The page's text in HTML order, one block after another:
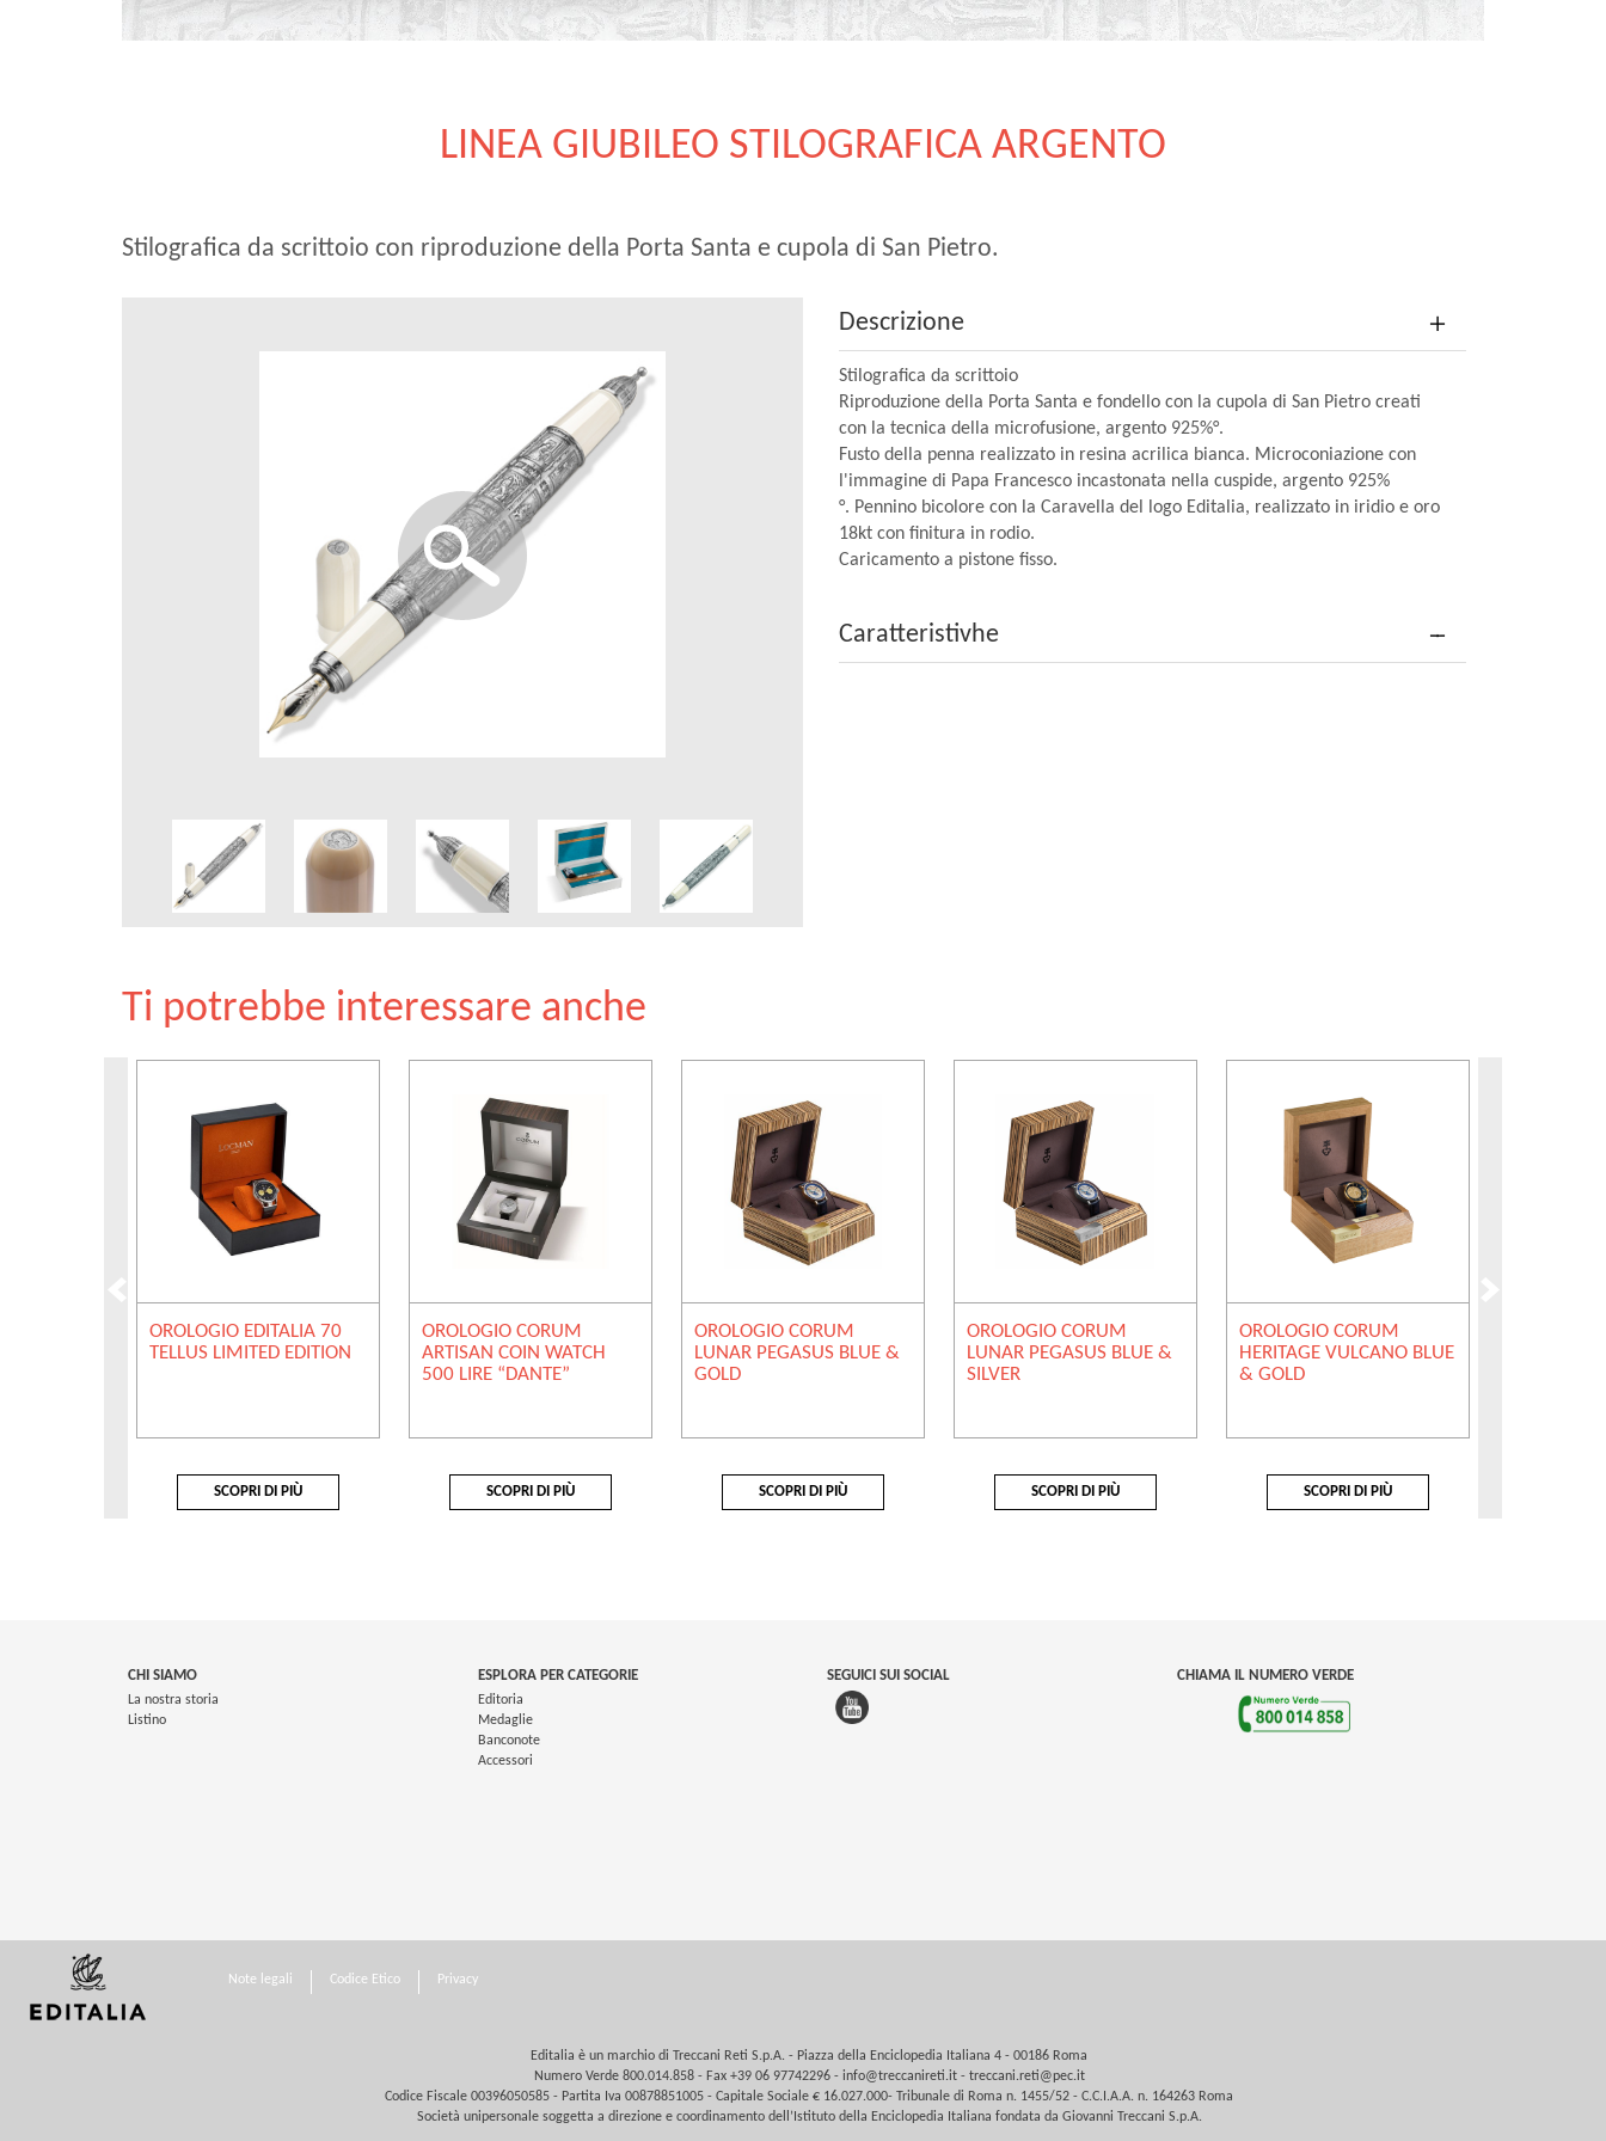
LINEA GIUBILEO STILOGRAFICA ARGENTO
Stilografica da scrittoio con riproduzione della Porta Santa e cupola di San Pietro.
Descrizione
Stilografica da scrittoio
Riproduzione della Porta Santa e fondello con la cupola di San Pietro creati
con la tecnica della microfusione, argento 925%°.
Fusto della penna realizzato in resina acrilica bianca. Microconiazione con
l'immagine di Papa Francesco incastonata nella cuspide, argento 925%
°. Pennino bicolore con la Caravella del logo Editalia, realizzato in iridio e oro
18kt con finitura in rodio.
Caricamento a pistone fisso.
Caratteristivhe
Ti potrebbe interessare anche
OROLOGIO EDITALIA 70
TELLUS LIMITED EDITION
SCOPRI DI PIÙ
OROLOGIO CORUM
ARTISAN COIN WATCH
500 LIRE “DANTE”
SCOPRI DI PIÙ
OROLOGIO CORUM
LUNAR PEGASUS BLUE &
GOLD
SCOPRI DI PIÙ
OROLOGIO CORUM
LUNAR PEGASUS BLUE &
SILVER
SCOPRI DI PIÙ
OROLOGIO CORUM
HERITAGE VULCANO BLUE
& GOLD
SCOPRI DI PIÙ
CHI SIAMO
La nostra storia
Listino
ESPLORA PER CATEGORIE
Editoria
Medaglie
Banconote
Accessori
SEGUICI SUI SOCIAL CHIAMA IL NUMERO VERDE
Note legali Codice Etico Privacy
Editalia è un marchio di Treccani Reti S.p.A. - Piazza della Enciclopedia Italiana 4 - 00186 Roma
Numero Verde 800.014.858 - Fax +39 06 97742296 - info@treccanireti.it- treccani.reti@pec.it
Codice Fiscale 00396050585 - Partita Iva 00878851005 - Capitale Sociale € 16.027.000- Tribunale di Roma n. 1455/52 - C.C.I.A.A. n. 164263 Roma
Società unipersonale soggetta a direzione e coordinamento dell’Istituto della Enciclopedia Italiana fondata da Giovanni Treccani S.p.A.